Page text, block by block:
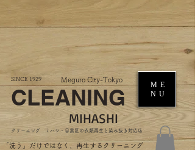
SINCE 1929
CLEANING
Meguro City-Tokyo
MIHASHI
​クリーニング ミハシ・目黒区の衣類再生と染み抜き対応店
ME
NU
​「洗う」だけではなく、再生するクリーニング